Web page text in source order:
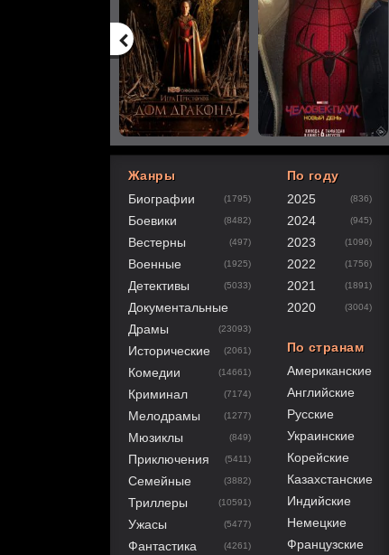
40
1 2 3 4
Жанры
Биографии
(1795)
Боевики (8482)
Вестерны (497)
Военные (1925)
Детективы (5033)
Документальные
Драмы
(23093)
Исторические (2061)
Комедии (14661)
Криминал (7174)
Мелодрамы (1277)
Мюзиклы (849)
Приключения (5411)
Семейные (3882)
Триллеры (10591)
Ужасы (5477)
Фантастика (4261)
По году
2025
(836)
2024 (945)
2023 (1096)
2022 (1756)
2021 (1891)
2020 (3004)
По странам
Американские
Английские
Русские
Украинские
Корейские
Казахстанские
Индийские
Немецкие
Французские